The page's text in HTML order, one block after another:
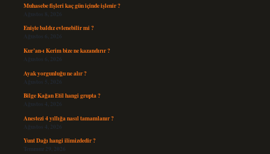
Muhasebe fişleri kaç gün içinde işlenir ?
Ağustos 8, 2026
Enişte baldız evlenebilir mi ?
Ağustos 6, 2026
Kur’an-ı Kerim bize ne kazandırır ?
Ağustos 6, 2026
Ayak yorgunluğu ne alır ?
Ağustos 5, 2026
Bilge Kağan Etil hangi grupta ?
Ağustos 4, 2026
Anestezi 4 yıllığa nasıl tamamlanır ?
Ağustos 4, 2026
Yunt Dağı hangi ilimizdedir ?
Temmuz 29, 2026